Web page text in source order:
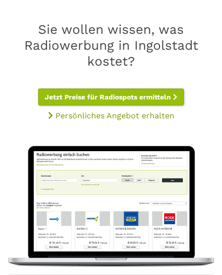
Sie wollen wissen, was
Radiowerbung in Ingolstadt
kostet?
Jetzt Preise für Radiospots ermitteln
Persönliches Angebot erhalten